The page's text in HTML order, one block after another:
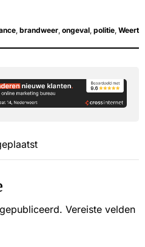
brandweer ongeval politie Weert
Vereiste velden